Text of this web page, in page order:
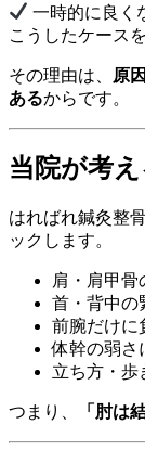
一時的に良く
こうしたケース
その理由は、
原
あるからです。
当院が考
はればれ鍼灸整
ックします。
肩・肩甲骨
首・背中の
前腕だけに
体幹の弱さ
立ち方・歩
つまり、 「肘は